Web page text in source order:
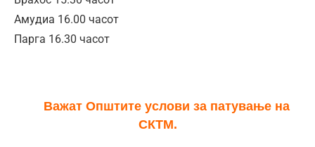
Амудиа 16.00 часот
Парга 16.30 часот
Важат Општите услови за патување на
СКТМ.